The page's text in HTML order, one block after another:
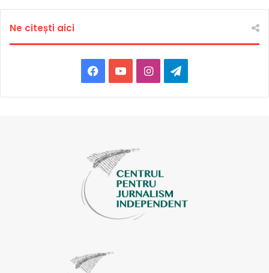
Ne citești aici
Facebook
YouTubeInstagramTelegram